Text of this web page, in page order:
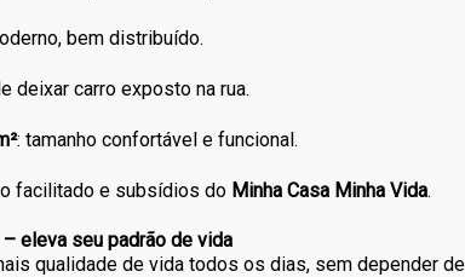
bem distribuído.
deixar carro exposto na rua.
: tamanho confortável e funcional.
facilitado e subsídios do Minha Casa Minha Vida.
eleva seu padrão de vida
qualidade de vida todos os dias, sem depender de